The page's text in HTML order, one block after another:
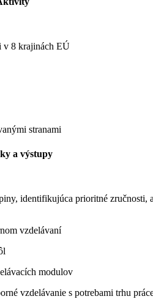
v 8 krajinách EÚ
stranami
a výstupy
identifikujúca prioritné zručnosti,
vzdelávaní
modulov
vzdelávanie s potrebami trhu